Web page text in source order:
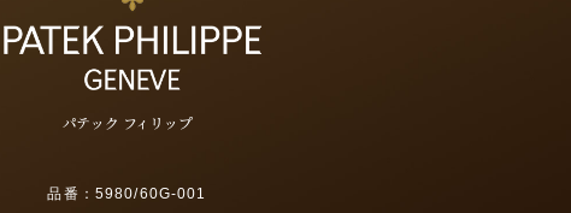
パテック フィリップ
品番：5980/60G-001